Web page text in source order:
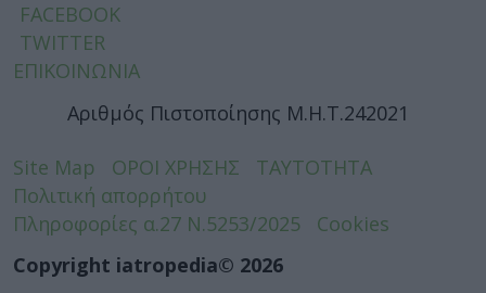
FACEBOOK
TWITTER
ΕΠΙΚΟΙΝΩΝΙΑ
Αριθμός Πιστοποίησης Μ.Η.Τ.242021
Site Map ΟΡΟΙ ΧΡΗΣΗΣ
ΤΑΥΤΟΤΗΤΑ
Πολιτική απορρήτου
Πληροφορίες α.27 Ν.5253/2025
Cookies
Copyright iatropedia© 2026